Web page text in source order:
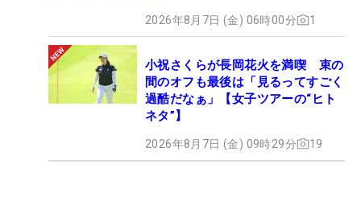
2026年8月7日 (金) 06時00分 1
小祝さくらが長岡花火を満喫 束の
間のオフも最後は「見るってすごく
過酷だなぁ」【女子ツアーの“ヒト
ネタ”】
2026年8月7日 (金) 09時29分 19